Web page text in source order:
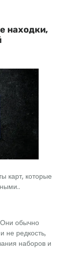
находки,
карт, которые
Они обычно
не редкость,
наборов и